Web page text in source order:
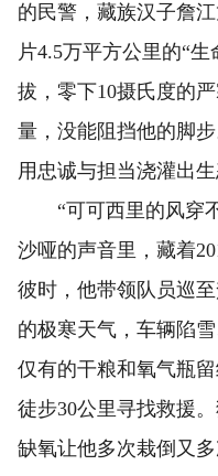
的民警，藏族汉子詹
片4.5万平方公里的“
拔，零下10摄氏度的
量，没能阻挡他的脚
用忠诚与担当浇灌出生
“可可西里的风穿不
沙哑的声音里，藏着
彼时，他带领队员巡
的极寒天气，车辆陷
仅有的干粮和氧气瓶
徒步30公里寻找救援
缺氧让他多次栽倒又